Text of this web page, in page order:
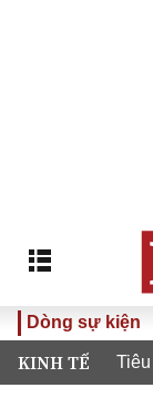
Dòng sự kiện
Đưa Nghị quyết
KINH TẾ